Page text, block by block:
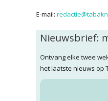
E-mail:
Nieuwsbrief:
Ontvang elke twee
het laatste nieuws op